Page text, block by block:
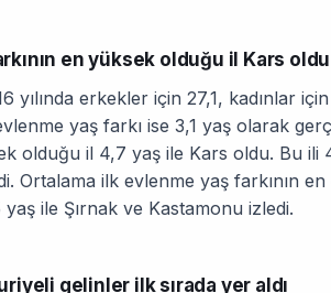
en yüksek olduğu il Kars oldu
yılında erkekler için 27,1, kadınlar
yaş farkı ise 3,1 yaş olarak
olduğu il 4,7 yaş ile Kars oldu. Bu ili
Ortalama ilk evlenme yaş farkının
ile Şırnak ve Kastamonu izledi.
gelinler ilk sırada yer aldı